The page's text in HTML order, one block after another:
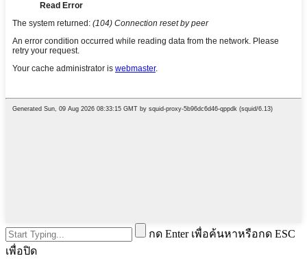
กด Enter เพื่อค้นหาหรือกด ESC
เพื่อปิด